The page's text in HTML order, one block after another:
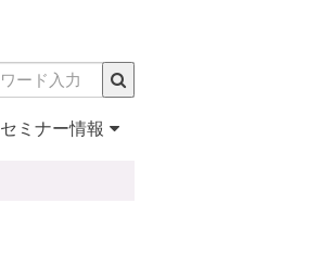
セミナー情報